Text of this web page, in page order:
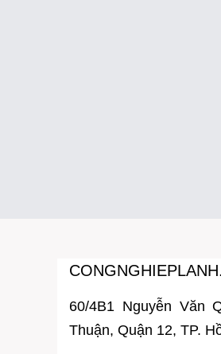
60/4B1 Nguyễn Văn
Thuận, Quận 12, TP.